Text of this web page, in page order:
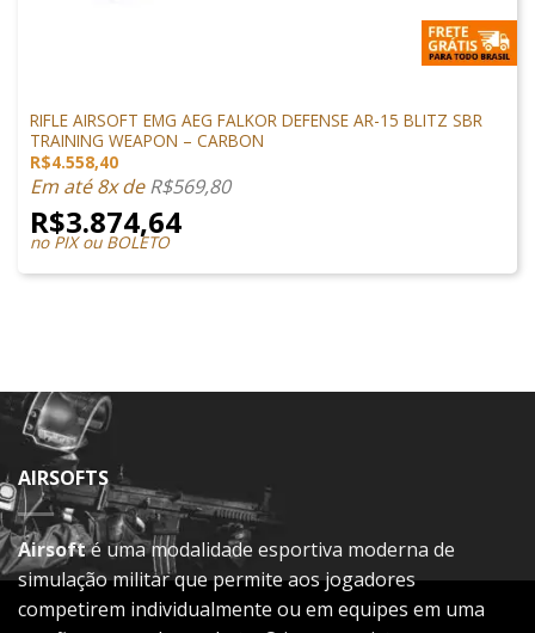
RIFLE AIRSOFT EMG AEG FALKOR DEFENSE AR-15 BLITZ SBR
TRAINING WEAPON – CARBON
R$4.558,40
Em até 8x deR$569,80
R$3.874,64
no PIX ou BOLETO
AIRSOFTS
Airsofté uma modalidade esportiva moderna de
simulação militar que permite aos jogadores
competirem individualmente ou em equipes em uma